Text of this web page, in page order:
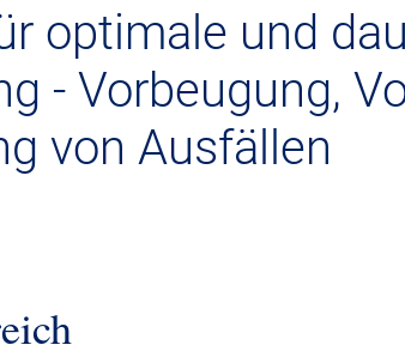
optimale und
- Vorbeugung,
von Ausfällen